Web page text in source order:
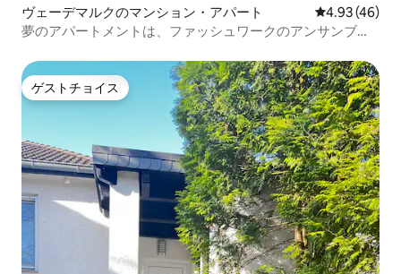
ヴェーデマルクのマンション・アパート レビュー46
4.93 (46)
夢のアパートメントは、ファッシュワークのアンサンブル
ゲストチョイス
ゲストチョイス